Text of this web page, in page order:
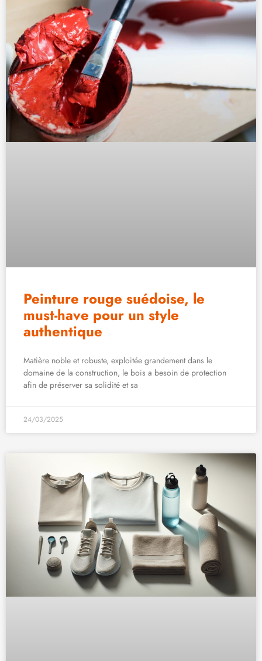
Peinture rouge suédoise, le
must-have pour un style
authentique
Matière noble et robuste, exploitée grandement dans le
domaine de la construction, le bois a besoin de protection
afin de préserver sa solidité et sa
24/03/2025